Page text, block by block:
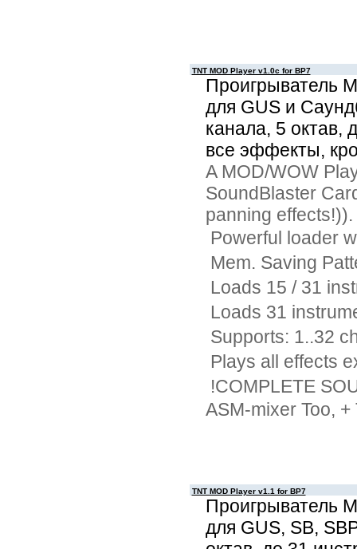
TNT MOD Player v1.0c for BP7
Проигрыватель
для GUS и
канала, 5 октав,
все эффекты,
A MOD/WOW
SoundBlaster
panning
Powerful loader
Mem. Saving
Loads 15 / 31
Loads 31
Supports: 1..32
Plays all effects
!COMPLETE
ASM-mixer Too,
TNT MOD Player v1.1 for BP7
Проигрыватель
для GUS, SB,